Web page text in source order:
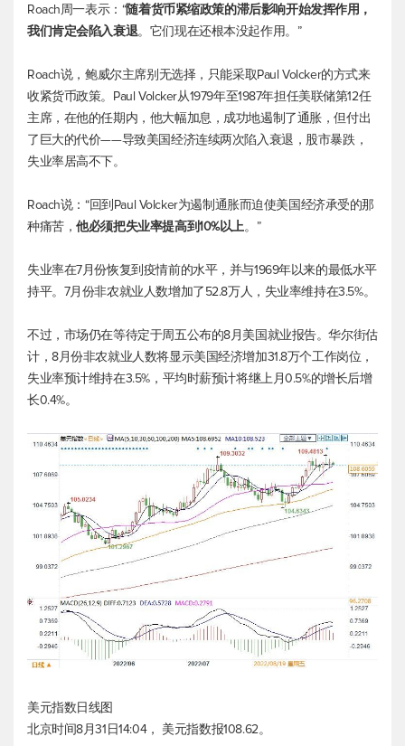
Roach周一表示：“随着货币紧缩政策的滞后影响开始发挥作用，
我们肯定会陷入衰退。它们现在还根本没起作用。”
Roach说，鲍威尔主席别无选择，只能采取Paul Volcker的方式来
收紧货币政策。Paul Volcker从1979年至1987年担任美联储第12任
主席，在他的任期内，他大幅加息，成功地遏制了通胀，但付出
了巨大的代价——导致美国经济连续两次陷入衰退，股市暴跌，
失业率居高不下。
Roach说：“回到Paul Volcker为遏制通胀而迫使美国经济承受的那
种痛苦，他必须把失业率提高到10%以上。”
失业率在7月份恢复到疫情前的水平，并与1969年以来的最低水平
持平。7月份非农就业人数增加了52.8万人，失业率维持在3.5%。
不过，市场仍在等待定于周五公布的8月美国就业报告。华尔街估
计，8月份非农就业人数将显示美国经济增加31.8万个工作岗位，
失业率预计维持在3.5%，平均时薪预计将继上月0.5%的增长后增
长0.4%。
美元指数日线图
北京时间8月31日14:04， 美元指数报108.62。